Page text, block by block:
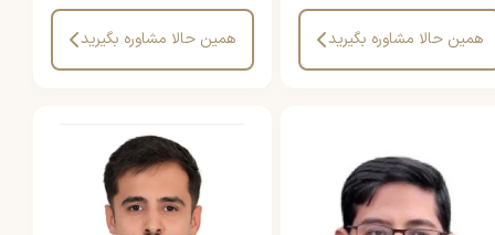
همین حالا مشاوره بگیرید همین حالا مشاوره بگیرید